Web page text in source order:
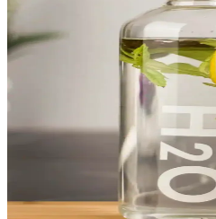
Bambum Diem cam matara, 800 ml
kapakları ve şık tasarımıyla sağlıklı
çözümüdür. Hafif, dayanıklı ve
yaşamda tercih edilir.
Tohana Borosilikat Cam
Tasarım ve Günlük
Tohana 1 L borosilikat cam matara,
yapısı ile günlük kullanım için
kapak ve sızdırmazlık sayesinde
elde yıkanabilir, beyaz dış görünüm